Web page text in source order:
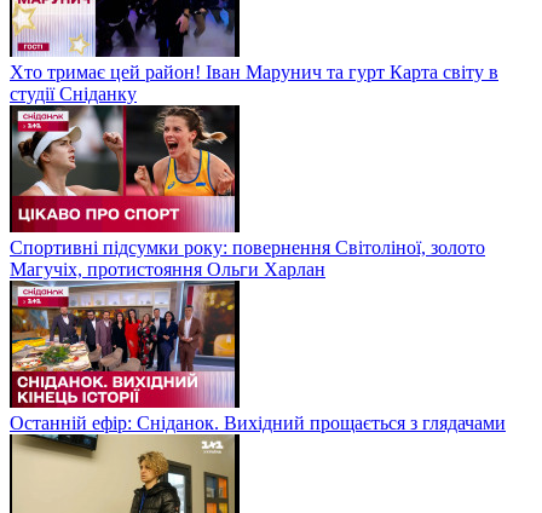
Хто тримає цей район! Іван Марунич та гурт Карта світу в
студії Сніданку
Спортивні підсумки року: повернення Світоліної, золото
Магучіх, протистояння Ольги Харлан
Останній ефір: Сніданок. Вихідний прощається з глядачами